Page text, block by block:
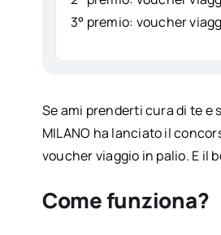
3° premio: voucher
Se ami prenderti cura di te e
MILANO ha lanciato il
voucher viaggio in palio. E il
Come funziona?